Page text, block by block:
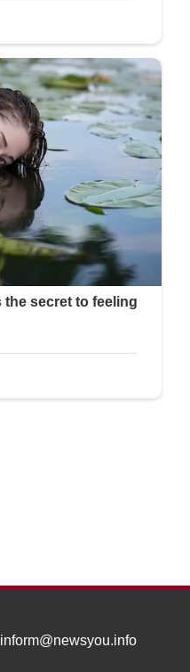
inform@newsyou.info